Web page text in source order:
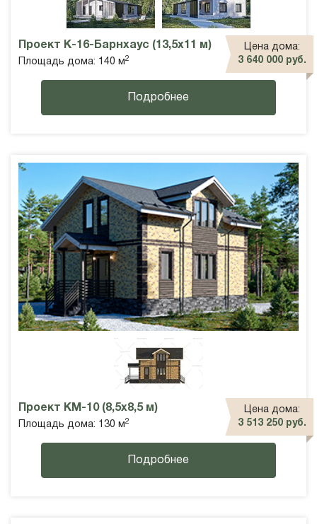
Проект К-16-Барнхаус (13,5х11 м)
Площадь дома: 140 м 2
Цена дома:
3 640 000 руб.
Подробнее
Проект КМ-10 (8,5х8,5 м)
Площадь дома: 130 м 2
Цена дома:
3 513 250 руб.
Подробнее